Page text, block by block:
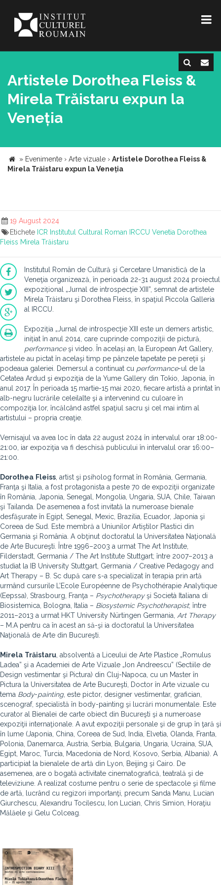
Artistele Dorothea Fleiss &
Mirela Trăistaru expun la
Veneția
» Evenimente › Arte vizuale › Artistele Dorothea Fleiss &
Mirela Trăistaru expun la Veneția
19 August 2024
Etichete ICR Institutul Cultural Roman IRCCU Venetia Dorothea
Fleiss Mirela Trăistaru
Institutul Român de Cultură şi Cercetare Umanistică de la
Veneţia organizează, în perioada 22-31 august 2024 proiectul
expozițional „Jurnal de introspecţie XIII”, semnat de artistele
Mirela Trăistaru şi Dorothea Fleiss, în spaţiul Piccola Galleria
al IRCCU.
Expoziția „Jurnal de introspecţie XIII este un demers artistic,
inițiat în anul 2014, care cuprinde compoziţii de pictură,
performanceşi video. În același an, la European Art Gallery,
artistele au pictat în acelaşi timp pe pânzele tapetate pe pereţii şi
podeaua galeriei. Demersul a continuat cu performance-ul de la
Cetatea Ardud şi expoziţia de la Yume Gallery din Tokio, Japonia, în
anul 2017. În perioada 15 martie-15 mai 2020, fiecare artistă a printat în
alb-negru lucrările celeilalte şi a intervenind cu culoare în
compoziţia lor, încălcând astfel spaţiul sacru şi cel mai intim al
artistului – propria creaţie.
Vernisajul va avea loc în data 22 august 2024 în intervalul orar 18:00-
21:00, iar expoziţia va fi deschisă publicului în intervalul orar 16:00–
21:00.
Dorothea Fleiss , artist şi psiholog format în România, Germania,
Franţa şi Italia, a fost protagonista a peste 70 de expoziţii organizate
în România, Japonia, Senegal, Mongolia, Ungaria, SUA, Chile, Taiwan
şi Tailanda. De asemenea a fost invitată la numeroase bienale
desfăşurate în Egipt, Senegal, Mexic, Brazilia, Ecuador, Japonia şi
Coreea de Sud. Este membră a Uniunilor Artiştilor Plastici din
Germania şi România. A obţinut doctoratul la Universitatea Naţională
de Arte Bucureşti. Între 1996–2003 a urmat The Art Institute,
Filderstadt, Germania / The Art Institute Stuttgart; între 2007–2013 a
studiat la IB University Stuttgart, Germania / Creative Pedagogy and
Art Therapy – B. Sc după care s-a specializat în terapia prin artă
urmând cursurile L’Ecole Européenne de Psychothérapie Analytique
(Eepssa), Strasbourg, Franţa – Psychotherapyşi Società Italiana di
Biosistemica, Bologna, Italia – Biosystemic Psychotherapist; între
2011–2013 a urmat HKT University Nürtingen Germania, Art Therapy
– M.A pentru ca în acest an să-şi ia doctoratul la Universitatea
Naţională de Arte din Bucureşti.
Mirela Trăistaru , absolventă a Liceului de Arte Plastice „Romulus
Ladea” şi a Academiei de Arte Vizuale „Ion Andreescu” (Sectiile de
Design vestimentar şi Pictura) din Cluj-Napoca, cu un Master în
Pictura la Universitatea de Arte Bucureşti, Doctor în Arte vizuale cu
tema Body-painting, este pictor, designer vestimentar, grafician,
scenograf, specialistă în body-painting şi lucrări monumentale. Este
curator al Bienalei de carte obiect din Bucureşti şi a numeroase
expoziţii internaţionale. A avut expoziţii personale şi de grup în ţară şi
în lume (Japonia, China, Coreea de Sud, India, Elvetia, Olanda, Franta,
Polonia, Danemarca, Austria, Serbia, Bulgaria, Ungaria, Ucraina, SUA,
Egipt, Maroc, Turcia, Macedonia de Nord, Kosovo, Serbia, Albania). A
participiat la bienalele de artă din Lyon, Beijing şi Cairo. De
asemenea, are o bogată activitate cinematografică, teatrală şi de
televiziune. A realizat costume pentru o serie de spectacole şi filme
de artă, lucrând cu regizori importanţi, precum Sanda Manu, Lucian
Giurchescu, Alexandru Tocilescu, Ion Lucian, Chris Simion, Horaţiu
Mălăele şi Gelu Colceag.